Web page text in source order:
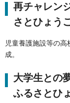
再チャレン
さとひょう
児童養護施設等の
成。
大学生との
ふるさとひ